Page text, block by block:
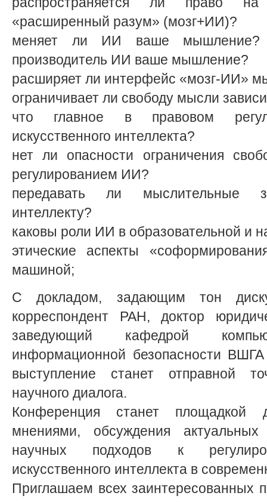
«расширенный разум» (мозг+ИИ)?
меняет ли ИИ ваше мышление?
производитель ИИ ваше мышление?
расширяет ли интерфейс «мозг-ИИ»
ограничивает ли свободу мысли
что главное в правовом
искусственного интеллекта?
нет ли опасности ограничения
регулированием ИИ?
передавать ли мыслительные
интеллекту?
каковы роли ИИ в образовательной и
этические аспекты
машиной;
С докладом, задающим тон
корреспондент РАН, доктор
заведующий кафедрой
информационной безопасности
выступление станет отправной
научного диалога.
Конференция станет площадкой
мнениями, обсуждения
научных подходов к
искусственного интеллекта в
Приглашаем всех заинтересованных